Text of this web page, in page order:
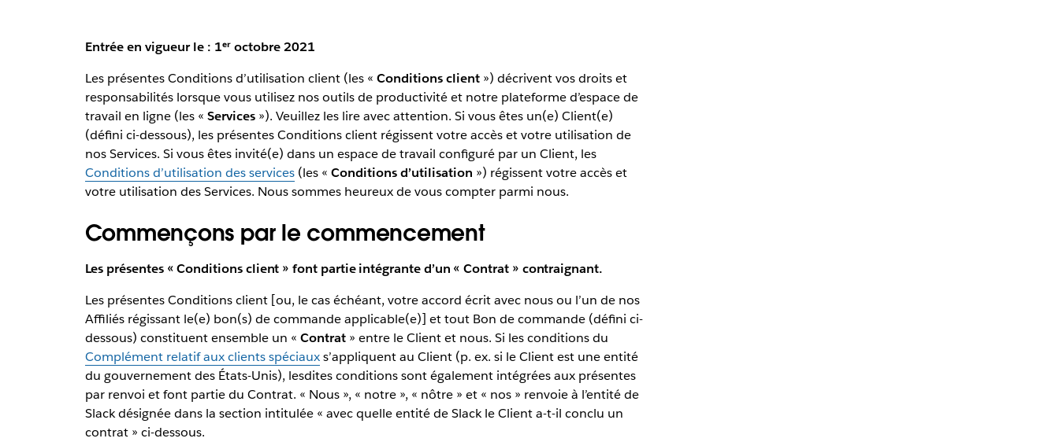
Entrée en vigueur le : 1ᵉʳ octobre 2021
Les présentes Conditions d’utilisation client (les « Conditions client») décrivent vos droits et
responsabilités lorsque vous utilisez nos outils de productivité et notre plateforme d’espace de
travail en ligne (les « Services»). Veuillez les lire avec attention. Si vous êtes un(e) Client(e)
(défini ci-dessous), les présentes Conditions client régissent votre accès et votre utilisation de
nos Services. Si vous êtes invité(e) dans un espace de travail configuré par un Client, les
Conditions d’utilisation des services(les « Conditions d’utilisation ») régissent votre accès et
votre utilisation des Services. Nous sommes heureux de vous compter parmi nous.
Commençons par le commencement
Les présentes « Conditions client » font partie intégrante d’un « Contrat » contraignant.
Les présentes Conditions client [ou, le cas échéant, votre accord écrit avec nous ou l’un de nos
Affiliés régissant le(e) bon(s) de commande applicable(e)] et tout Bon de commande (défini ci-
dessous) constituent ensemble un « Contrat» entre le Client et nous. Si les conditions du
Complément relatif aux clients spéciauxs’appliquent au Client (p. ex. si le Client est une entité
du gouvernement des États-Unis), lesdites conditions sont également intégrées aux présentes
par renvoi et font partie du Contrat. « Nous », « notre », « nôtre » et « nos » renvoie à l’entité de
Slack désignée dans la section intitulée « avec quelle entité de Slack le Client a-t-il conclu un
contrat » ci-dessous.